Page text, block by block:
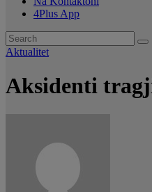
4Plus App
Aktualitet
Aksidenti